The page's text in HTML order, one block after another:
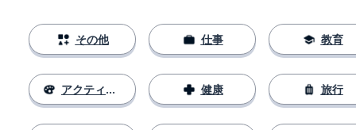
その他
アクティビティ
仕事
健康
教育
旅行